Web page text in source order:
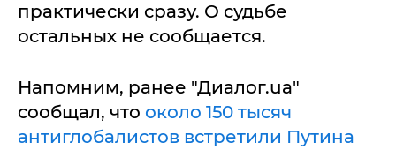
практически сразу. О судьбе
остальных не сообщается.
Напомним, ранее "Диалог.ua"
сообщал, что около 150 тысяч
антиглобалистов встретили Путина